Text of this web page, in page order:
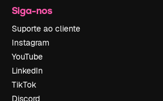
Siga-nos
Suporte ao cliente
Instagram
YouTube
LinkedIn
TikTok
Discord